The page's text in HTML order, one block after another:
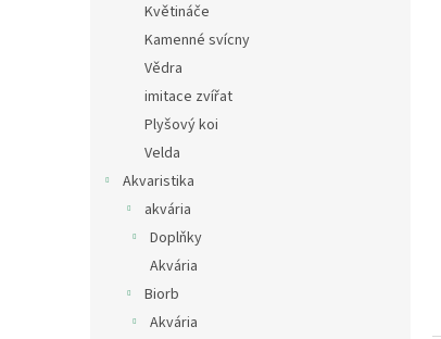
Květináče
Kamenné svícny
Vědra
imitace zvířat
Plyšový koi
Velda
Akvaristika
akvária
Doplňky
Akvária
Biorb
Akvária